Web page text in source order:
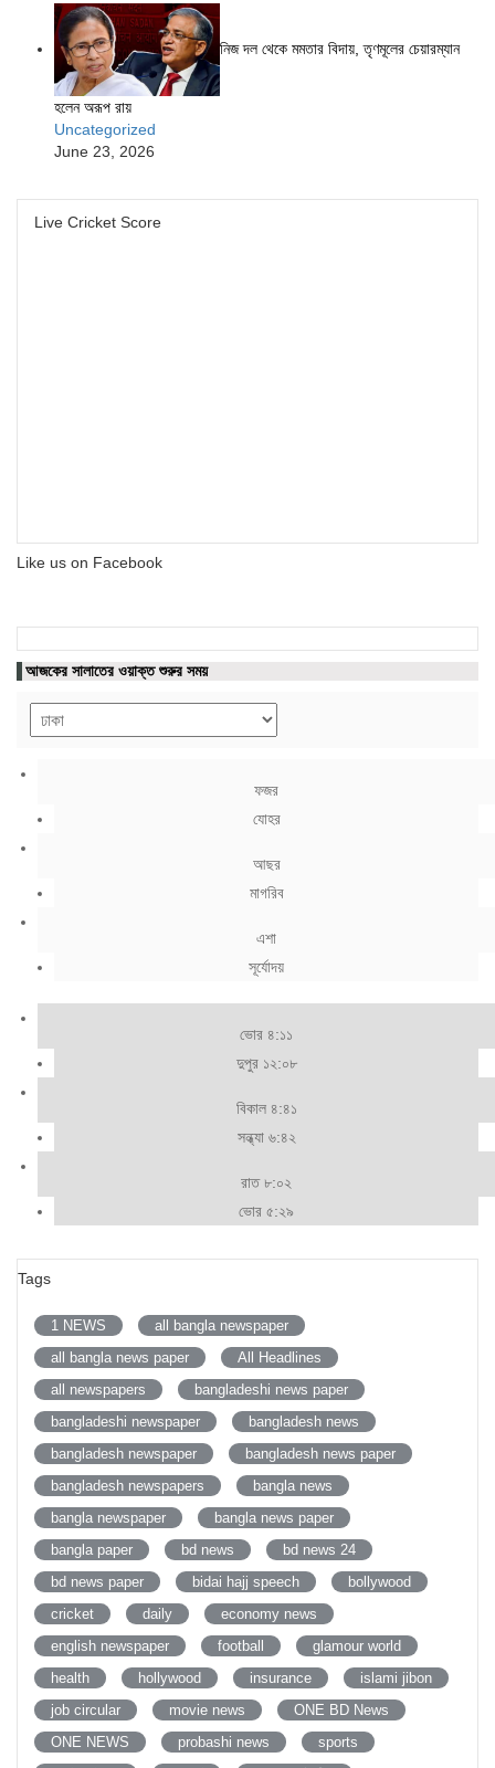
নিজ দল থেকে মমতার বিদায়, তৃণমূলের চেয়ারম্যান
হলেন অরূপ রায়
Uncategorized
June 23, 2026
Live Cricket Score
Like us on Facebook
আজকের সালাতের ওয়াক্ত শুরুর সময়
ফজর
যোহর
আছর
মাগরিব
এশা
সূর্যোদয়
ভোর ৪:১১
দুপুর ১২:০৮
বিকাল ৪:৪১
সন্ধ্যা ৬:৪২
রাত ৮:০২
ভোর ৫:২৯
Tags
1 NEWS
all bangla newspaper
all bangla news paper
All Headlines
all newspapers
bangladeshi news paper
bangladeshi newspaper
bangladesh news
bangladesh newspaper
bangladesh news paper
bangladesh newspapers
bangla news
bangla newspaper
bangla news paper
bangla paper
bd news
bd news 24
bd news paper
bidai hajj speech
bollywood
cricket
daily
economy news
english newspaper
football
glamour world
health
hollywood insurance
islami jibon
job circular
movie news
ONE BD News
ONE NEWS
probashi news
sports